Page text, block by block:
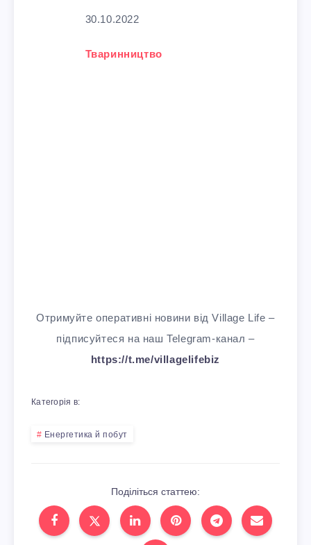
30.10.2022
У зв'язку з тим, що
Тваринництво
Отримуйте оперативні новини від Village Life –
підписуйтеся на наш Telegram-канал –
https://t.me/villagelifebiz
Категорія в:
Енергетика й побут
Поділіться статтею: